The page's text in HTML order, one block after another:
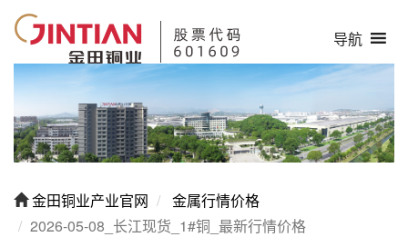
导航
金田铜业产业官网
金属行情价格
2026-05-08_长江现货_1#铜_最新行情价格